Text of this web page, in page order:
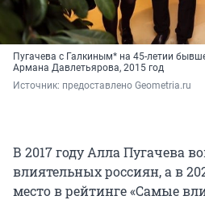
Пугачева с Галкиным* на 45-летии
Армана Давлетьярова, 2015 год
Источник: предоставлено Geometria.ru
В 2017 году Алла Пугачева
влиятельных россиян, а в
место в рейтинге «Самые